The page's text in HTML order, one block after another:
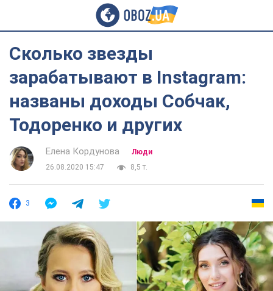
Сколько звезды
зарабатывают в Instagram:
названы доходы Собчак,
Тодоренко и других
Елена Кордунова
Люди
26.08.2020 15:47
8,5 т.
3